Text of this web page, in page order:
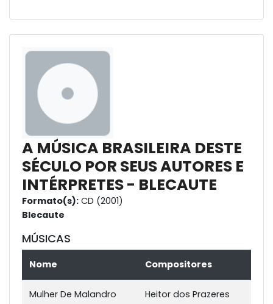
A MÚSICA BRASILEIRA DESTE
SÉCULO POR SEUS AUTORES E
INTÉRPRETES - BLECAUTE
Formato(s): CD (2001)
Blecaute
MÚSICAS
Nome Compositores
Mulher De Malandro Heitor dos Prazeres